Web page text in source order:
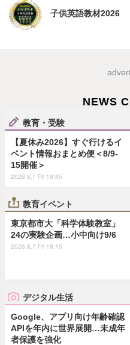
子供英語教材2026
NEWS
教育・受験
【夏休み2026】すぐ行けるイ
ベント情報おまとめ便＜8/9-
15開催＞
2026.8.7 Fri 19:45
教育イベント
東京都市大「科学体験教室」
24の実験企画…小中向け9/6
2026.8.7 Fri 18:15
デジタル生活
Google、アプリ向け年齢確認
APIを年内に世界展開…未成年
者保護を強化